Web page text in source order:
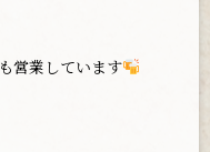
も営業しています